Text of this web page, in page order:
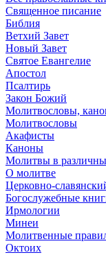
Священное писание
Библия
Ветхий Завет
Новый Завет
Святое Евангелие
Апостол
Псалтирь
Закон Божий
Молитвословы,
Молитвословы
Акафисты
Каноны
Молитвы в
О молитве
Церковно-
Богослужебные
Ирмологии
Минеи
Молитвенные
Октоих